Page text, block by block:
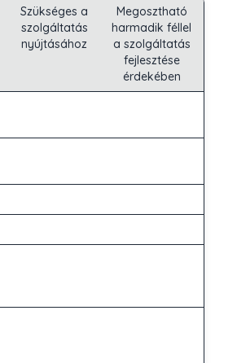
Szükséges a
szolgáltatás
nyújtásához
Megosztható
harmadik féllel
a szolgáltatás
fejlesztése
érdekében